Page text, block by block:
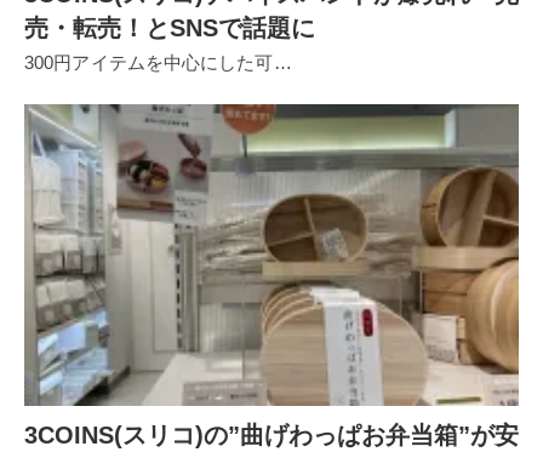
売・転売！とSNSで話題に
300円アイテムを中心にした可…
3COINS(スリコ)の”曲げわっぱお弁当箱”が安